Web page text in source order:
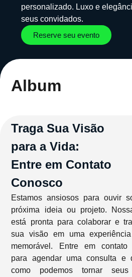
personalizado. Luxo e
seus convidados.
Reserve seu evento
Album
Traga Sua Visão
para a Vida:
Entre em Contato
Conosco
Estamos ansiosos para ouvir
próxima ideia ou projeto.
está pronta para colaborar e
sua visão em uma
memorável. Entre em contato
para agendar uma consulta e
como podemos tornar seus